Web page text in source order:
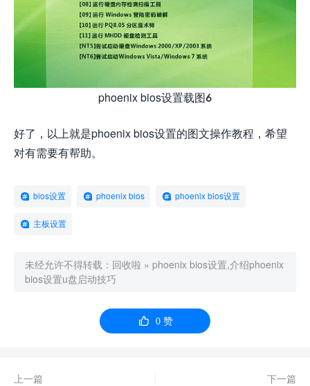
phoenix bios设置载图6
好了，以上就是phoenix bios设置的图文操作教程，希望
对有需要有帮助。
bios设置 phoenix bios phoenix bios设置
主板设置
未经允许不得转载： 回收啦 » phoenix bios设置,介绍phoenix
bios设置u盘启动技巧
 0赞
上一篇
下一篇